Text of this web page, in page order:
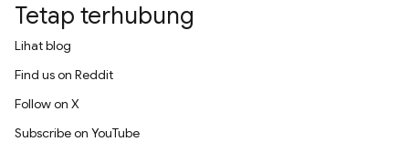
Tetap terhubung
Lihat blog
Find us on Reddit
Follow on X
Subscribe on YouTube